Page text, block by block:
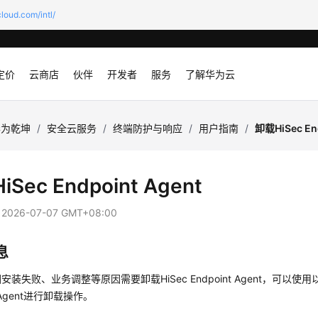
intl/
价 云商店 伙伴 开发者 服务 了解华为云
乾坤 / 安全云服务 / 终端防护与响应 / 用户指南 / 卸载HiSec
Endpoint Agent
2026-07-07 GMT+08:00
装失败、业务调整等原因需要卸载HiSec Endpoint Agent，可以使用
进行卸载操作。